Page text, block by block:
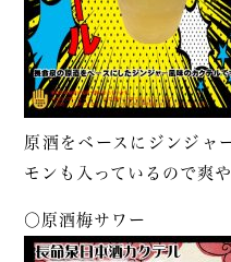
原酒をベースにジンジャ
モンも入っているので爽
〇原酒梅サワー